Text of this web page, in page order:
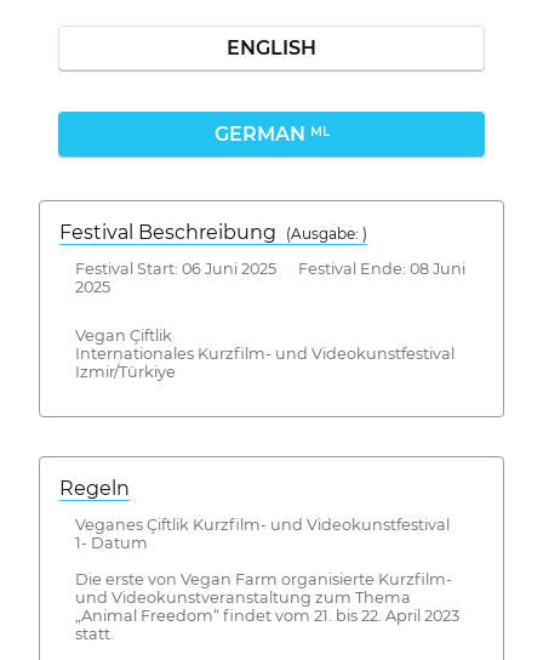
ENGLISH
GERMAN ML
Festival Beschreibung
(Ausgabe: )
Festival Start: 06 Juni 2025 Festival Ende: 08 Juni
2025
Vegan Çiftlik
Internationales Kurzfilm- und Videokunstfestival
Izmir/Türkiye
Regeln
Veganes Çiftlik Kurzfilm- und Videokunstfestival
1- Datum
Die erste von Vegan Farm organisierte Kurzfilm-
und Videokunstveranstaltung zum Thema
„Animal Freedom“ findet vom 21. bis 22. April 2023
statt.